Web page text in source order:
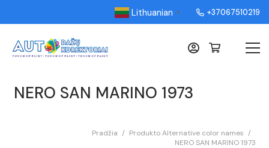
Lithuanian ▼ +37067510219
NERO SAN MARINO 1973
Pradžia / Produkto Alternative color names /
NERO SAN MARINO 1973